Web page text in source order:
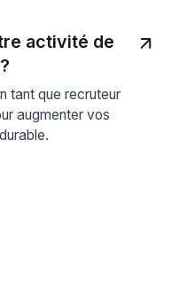
activité de
tant que recruteur
augmenter vos